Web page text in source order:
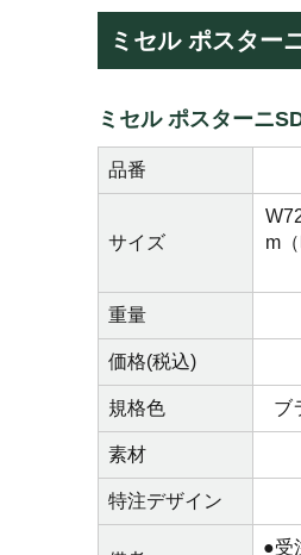
ミセル ポスター
ミセル ポスターニ
品番
サイズ
m
重量
価格(税込)
規格色 ブ
素材
特注デザイン
●受